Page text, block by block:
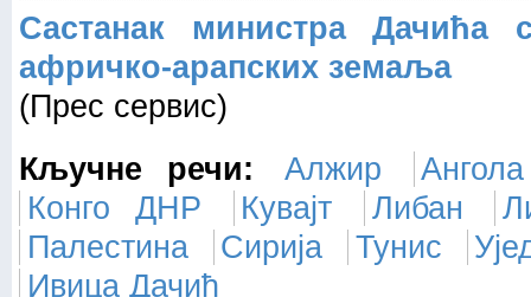
Састанак министра Дачића
афричко-арапских земаља
(Прес сервис)
Кључне речи:
Алжир
Ангола
Конго ДНР
Кувајт Либан
Палестина
Сирија Тунис
Ивица Дачић